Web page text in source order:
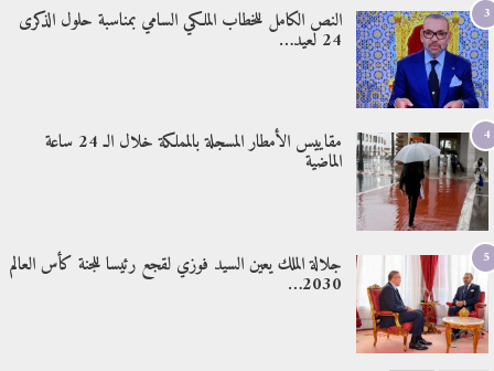
3 النص الكامل للخطاب الملكي السامي بمناسبة حلول الذكرى
24 لعيد…
4 مقاييس الأمطار المسجلة بالمملكة خلال الـ 24 ساعة
الماضية
5 جلالة الملك يعين السيد فوزي لقجع رئيسا للجنة كأس العالم
2030…